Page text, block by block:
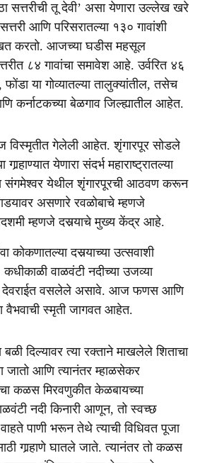
सत्तरीची तू देवी’ असा येणारा उल्लेख खरे
आणि परिसरातल्या १३० गावांशी
करतो. आजच्या घडीस महसूल
८४ गावांचा समावेश आहे. उर्वरित ४६
फोंडा या गोव्यातल्या तालुक्यांतील, तसेच
कर्नाटकच्या बेळगाव जिल्ह्यातील आहेत.
विस्मृतीत गेलेली आहेत. शृंगारपूर सोडले
येणारा संदर्भ महाराष्ट्रातल्या
संगमेश्वर येथील शृंगारपूरची आठवण करून
असणारे रवळोबाचे म्हणजे
म्हणजे दसर्‍याचे मुख्य केंद्र आहे.
कोकणातल्या दसर्‍याच्या उत्सवाशी
वाळवंटी नदीच्या उजव्या
देवराईत वसलेले असावे. आज फणस आणि
वैभवाची स्मृती जागवत आहेत.
दिल्यावर त्या रक्ताने माखलेले शिताचा
जातो आणि त्यानंतर म्हाळसेकर
कळस मिरवणुकीत केळबायच्या
नदी किनारी आणून, तो स्वच्छ
पाणी भरून तेथे त्याची विधिवत पूजा
गार्‍हाणे घातले जाते. त्यानंतर तो कळस